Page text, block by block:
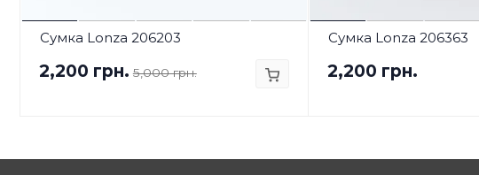
Сумка Lonza 206203
2,200 грн. 5,000 грн.
Сумка Lonza 206363
2,200 грн.